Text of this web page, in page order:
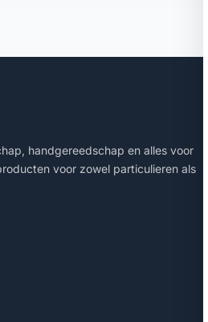
handgereedschap en alles voor
voor zowel particulieren als